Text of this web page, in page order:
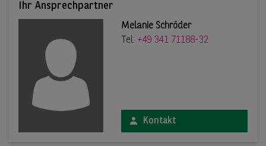
Ihr Ansprechpartner
Melanie Schröder
Tel: +49 341 71188-32
Kontakt